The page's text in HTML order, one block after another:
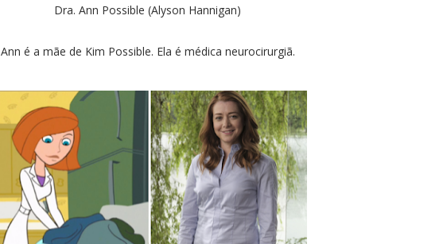
Dra. Ann Possible (Alyson Hannigan)
Ann é a mãe de Kim Possible. Ela é médica neurocirurgiã.